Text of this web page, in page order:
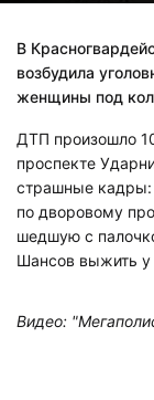
В
возбудила
женщины под
ДТП произошло
проспекте
страшные
по дворовому
шедшую с
Шансов выжить
Видео: